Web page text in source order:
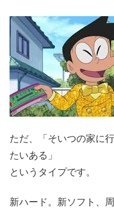
ただ、「そいつの家に
たいある」
というタイプです。
新ハード。新ソフト、周